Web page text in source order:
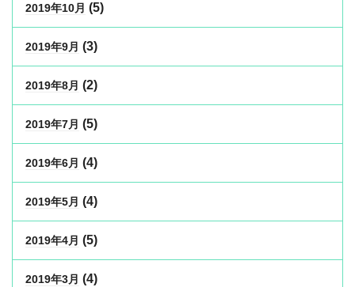
2019年10月 (5)
2019年9月 (3)
2019年8月 (2)
2019年7月 (5)
2019年6月 (4)
2019年5月 (4)
2019年4月 (5)
2019年3月 (4)